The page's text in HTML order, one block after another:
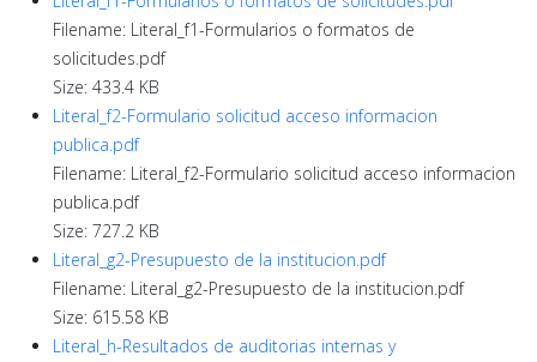
Filename: Literal_f1-Formularios o formatos de
solicitudes.pdf
Size: 433.4 KB
Literal_f2-Formulario solicitud acceso informacion
publica.pdf
Filename: Literal_f2-Formulario solicitud acceso informacion
publica.pdf
Size: 727.2 KB
Literal_g2-Presupuesto de la institucion.pdf
Filename: Literal_g2-Presupuesto de la institucion.pdf
Size: 615.58 KB
Literal_h-Resultados de auditorias internas y